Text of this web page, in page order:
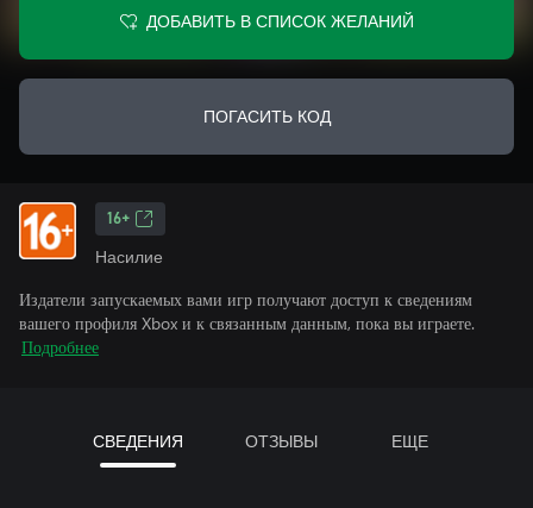
ДОБАВИТЬ В СПИСОК ЖЕЛАНИЙ
ПОГАСИТЬ КОД
16+
Насилие
Издатели запускаемых вами игр получают доступ к сведениям
вашего профиля Xbox и к связанным данным, пока вы играете.
Подробнее
СВЕДЕНИЯ ОТЗЫВЫ ЕЩЕ